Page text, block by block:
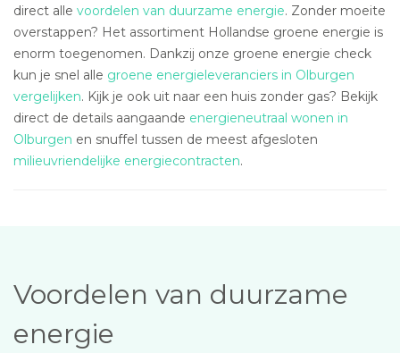
direct alle voordelen van duurzame energie. Zonder moeite
overstappen? Het assortiment Hollandse groene energie is
enorm toegenomen. Dankzij onze groene energie check
kun je snel alle groene energieleveranciers in Olburgen
vergelijken. Kijk je ook uit naar een huis zonder gas? Bekijk
direct de details aangaande energieneutraal wonen in
Olburgen en snuffel tussen de meest afgesloten
milieuvriendelijke energiecontracten.
Voordelen van duurzame
energie